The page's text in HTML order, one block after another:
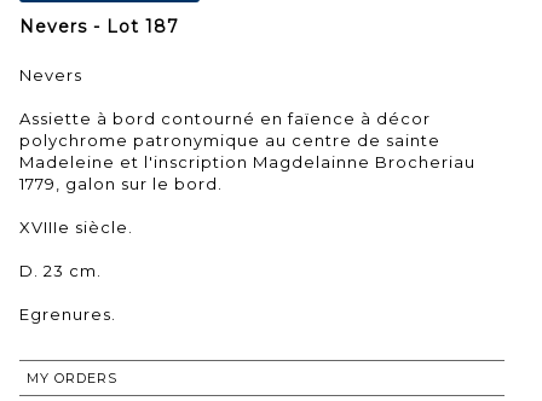
Nevers - Lot 187
Nevers
Assiette à bord contourné en faïence à décor
polychrome patronymique au centre de sainte
Madeleine et l'inscription Magdelainne Brocheriau
1779, galon sur le bord.
XVIIIe siècle.
D. 23 cm.
Egrenures.
MY ORDERS